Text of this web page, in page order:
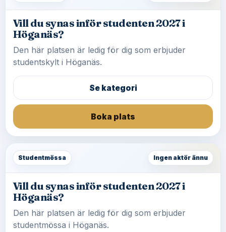
Vill du synas inför studenten 2027 i
Höganäs?
Den här platsen är ledig för dig som erbjuder
studentskylt i Höganäs.
Se kategori
Boka plats
Studentmössa Ingen aktör ännu
Vill du synas inför studenten 2027 i
Höganäs?
Den här platsen är ledig för dig som erbjuder
studentmössa i Höganäs.